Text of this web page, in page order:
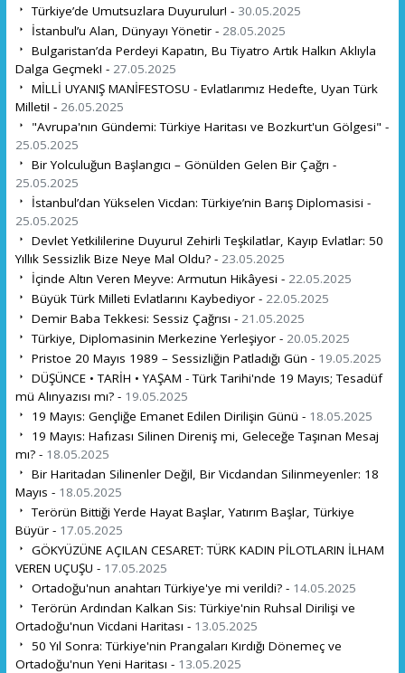
Türkiye’de Umutsuzlara Duyurulur! - 30.05.2025
İstanbul’u Alan, Dünyayı Yönetir - 28.05.2025
Bulgaristan’da Perdeyi Kapatın, Bu Tiyatro Artık Halkın Aklıyla
Dalga Geçmek! - 27.05.2025
MİLLİ UYANIŞ MANİFESTOSU - Evlatlarımız Hedefte, Uyan Türk
Milleti! - 26.05.2025
"Avrupa'nın Gündemi: Türkiye Haritası ve Bozkurt'un Gölgesi" -
25.05.2025
Bir Yolculuğun Başlangıcı – Gönülden Gelen Bir Çağrı -
25.05.2025
İstanbul’dan Yükselen Vicdan: Türkiye’nin Barış Diplomasisi -
25.05.2025
Devlet Yetkililerine Duyuru! Zehirli Teşkilatlar, Kayıp Evlatlar: 50
Yıllık Sessizlik Bize Neye Mal Oldu? - 23.05.2025
İçinde Altın Veren Meyve: Armutun Hikâyesi - 22.05.2025
Büyük Türk Milleti Evlatlarını Kaybediyor - 22.05.2025
Demir Baba Tekkesi: Sessiz Çağrısı - 21.05.2025
Türkiye, Diplomasinin Merkezine Yerleşiyor - 20.05.2025
Pristoe 20 Mayıs 1989 – Sessizliğin Patladığı Gün - 19.05.2025
DÜŞÜNCE • TARİH • YAŞAM - Türk Tarihi'nde 19 Mayıs; Tesadüf
mü Alınyazısı mı? - 19.05.2025
19 Mayıs: Gençliğe Emanet Edilen Dirilişin Günü - 18.05.2025
19 Mayıs: Hafızası Silinen Direniş mi, Geleceğe Taşınan Mesaj
mı? - 18.05.2025
Bir Haritadan Silinenler Değil, Bir Vicdandan Silinmeyenler: 18
Mayıs - 18.05.2025
Terörün Bittiği Yerde Hayat Başlar, Yatırım Başlar, Türkiye
Büyür - 17.05.2025
GÖKYÜZÜNE AÇILAN CESARET: TÜRK KADIN PİLOTLARIN İLHAM
VEREN UÇUŞU - 17.05.2025
Ortadoğu'nun anahtarı Türkiye'ye mi verildi? - 14.05.2025
Terörün Ardından Kalkan Sis: Türkiye'nin Ruhsal Dirilişi ve
Ortadoğu'nun Vicdani Haritası - 13.05.2025
50 Yıl Sonra: Türkiye'nin Prangaları Kırdığı Dönemeç ve
Ortadoğu'nun Yeni Haritası - 13.05.2025